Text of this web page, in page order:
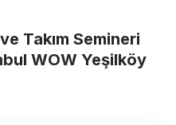
Takım Semineri
WOW Yeşilköy